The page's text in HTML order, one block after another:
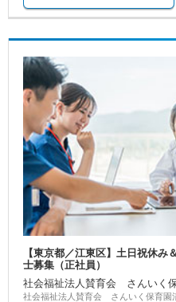
【東京都／江東区】土日祝休
士募集（正社員）
社会福祉法人賛育会 さんいく
社会福祉法人賛育会 さんいく保育園